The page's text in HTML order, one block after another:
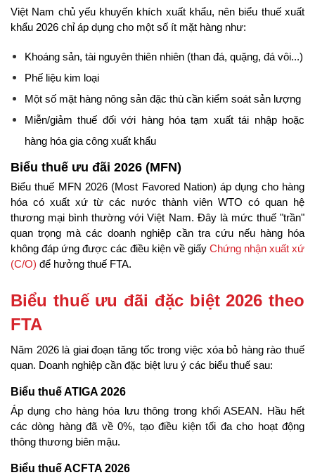
Việt Nam chủ yếu khuyến khích xuất khẩu, nên biểu thuế xuất
khẩu 2026 chỉ áp dụng cho một số ít mặt hàng như:
Khoáng sản, tài nguyên thiên nhiên (than đá, quặng, đá vôi...)
Phế liệu kim loại
Một số mặt hàng nông sản đặc thù cần kiểm soát sản lượng
Miễn/giảm thuế đối với hàng hóa tạm xuất tái nhập hoặc
hàng hóa gia công xuất khẩu
Biểu thuế ưu đãi 2026 (MFN)
Biểu thuế MFN 2026 (Most Favored Nation) áp dụng cho hàng
hóa có xuất xứ từ các nước thành viên WTO có quan hệ
thương mại bình thường với Việt Nam. Đây là mức thuế "trần"
quan trọng mà các doanh nghiệp cần tra cứu nếu hàng hóa
không đáp ứng được các điều kiện về giấy Chứng nhận xuất xứ
(C/O) để hưởng thuế FTA.
Biểu thuế ưu đãi đặc biệt 2026 theo
FTA
Năm 2026 là giai đoạn tăng tốc trong việc xóa bỏ hàng rào thuế
quan. Doanh nghiệp cần đặc biệt lưu ý các biểu thuế sau:
Biểu thuế ATIGA 2026
Áp dụng cho hàng hóa lưu thông trong khối ASEAN. Hầu hết
các dòng hàng đã về 0%, tạo điều kiện tối đa cho hoạt động
thông thương biên mậu.
Biểu thuế ACFTA 2026